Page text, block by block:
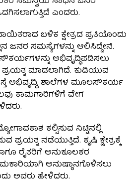
ಎಂದರು.
ಬಳಿಕ ಕ್ಷೇತ್ರದ ಪ್ರತಿಯೊಂದು
ಜನರ ಸಮಸ್ಯೆಗಳನ್ನು ಆಲಿಸಿದ್ದೇನೆ.
ಅಭಿವೃದ್ಧಿಪಡಿಸಲು
ಪ್ರಯತ್ನ ಮಾಡಲಾಗಿದೆ. ಕುಡಿಯುವ
ಅಭಿವೃದ್ಧಿ, ಶಾಲೆಗಳ ಮೂಲಸೌಕರ್ಯ
ಕಾಮಗಾರಿಗಳಿಗೆ ವೇಗ
ಕಲ್ಪಿಸುವ ನಿಟ್ಟಿನಲ್ಲಿ
ಪ್ರಯತ್ನ ನಡೆಯುತ್ತಿದೆ. ಕೃಷಿ ಕ್ಷೇತ್ರಕ್ಕೆ
ರೈತರಿಗೆ ಅನುಕೂಲಕರ
ಅನುಷ್ಠಾನಗೊಳಿಸಲು
ಅವರು ಹೇಳಿದರು.